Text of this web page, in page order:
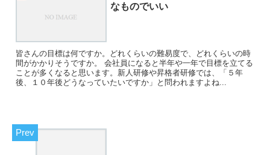
なものでいい
皆さんの目標は何ですか。どれくらいの難易度で、どれくらいの時
間がかかりそうですか。 会社員になると半年や一年で目標を立てる
ことが多くなると思います。新人研修や昇格者研修では、「５年
後、１０年後どうなっていたいですか」と問われますよね...